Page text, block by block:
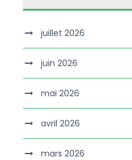
juillet 2026
juin 2026
mai 2026
avril 2026
mars 2026